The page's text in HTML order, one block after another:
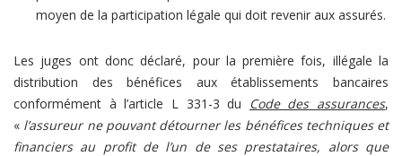
moyen de la participation légale qui doit revenir aux assurés.
Les juges ont donc déclaré, pour la première fois, illégale la
distribution des bénéfices aux établissements bancaires
conformément à l’article L 331-3 du
Code des assurances,
« l’assureur ne pouvant détourner les bénéfices techniques et
financiers au profit de l’un de ses prestataires, alors que